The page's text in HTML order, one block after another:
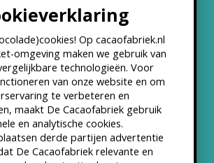
Op cacaofabriek.nl
omgeving maken we gebruik van
technologieën. Voor
van onze website en om
te verbeteren en
maakt De Cacaofabriek gebruik
en analytische cookies.
derde partijen advertentie
De Cacaofabriek relevante en
Samenwerkingen